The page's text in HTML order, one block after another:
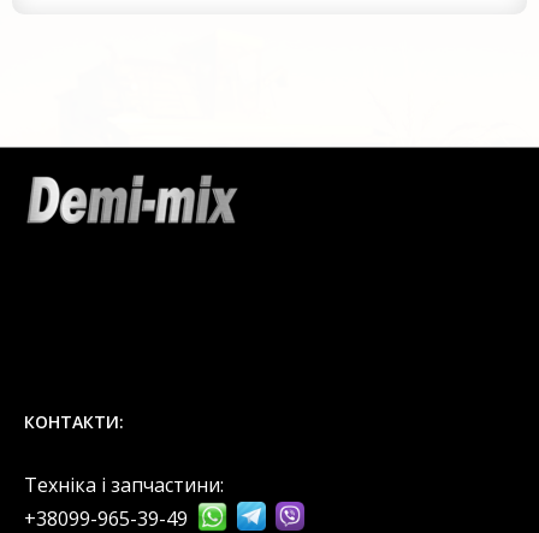
КОНТАКТИ:
Техніка і запчастини:
+38099-965-39-49